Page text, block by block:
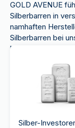
GOLD AVENUE
Silberbarren in
namhaften
Silberbarren bei
kaufen.
Silber-